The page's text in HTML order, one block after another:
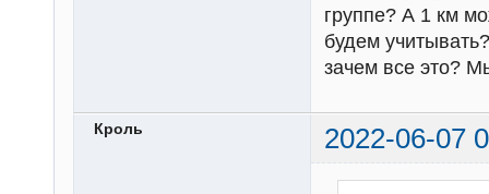
группе? А 1 км
будем
зачем все это?
Кроль 2022-06-07